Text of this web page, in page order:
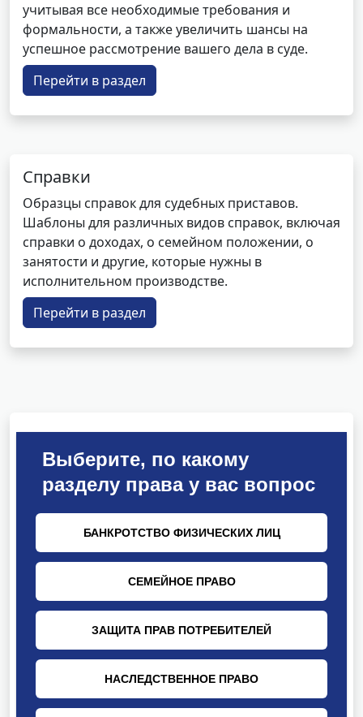
учитывая все необходимые требования и
формальности, а также увеличить шансы на
успешное рассмотрение вашего дела в суде.
Перейти в раздел
Справки
Образцы справок для судебных приставов.
Шаблоны для различных видов справок, включая
справки о доходах, о семейном положении, о
занятости и другие, которые нужны в
исполнительном производстве.
Перейти в раздел